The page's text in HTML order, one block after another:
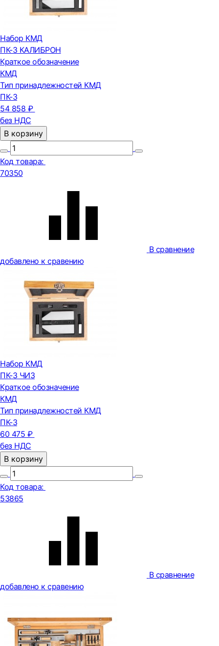
Набор КМД
ПК-3 КАЛИБРОН
Краткое обозначение
КМД
Тип принадлежностей КМД
ПК-3
54 858 ₽
без НДС
В корзину
Код товара:
70350
В сравнение
добавлено к сравению
Набор КМД
ПК-3 ЧИЗ
Краткое обозначение
КМД
Тип принадлежностей КМД
ПК-3
60 475 ₽
без НДС
В корзину
Код товара:
53865
В сравнение
добавлено к сравению